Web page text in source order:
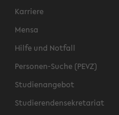
Karriere
Mensa
Hilfe und Notfall
Personen-Suche (PEVZ)
Studienangebot
Studierendensekretariat